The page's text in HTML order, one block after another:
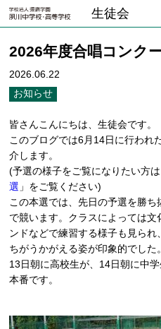
生徒会
2026年度合唱コンク
2026.06.22
お知らせ
皆さんこんにちは、生徒会です。
このブログでは6月14日に行われ
介します。
(予選の様子をご覧になりたい方
選 」をご覧ください)
この本選では、先日の予選を勝
で競います。クラスによっては
ンドなどで練習する様子も見ら
ちがうかがえる姿が印象的でした。
13日朝に高校生が、14日朝に中
本番です。